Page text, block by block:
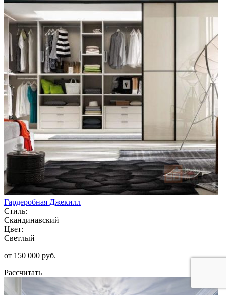
Гардеробная Джекилл
Стиль:
Скандинавский
Цвет:
Светлый
от 150 000 руб.
Рассчитать